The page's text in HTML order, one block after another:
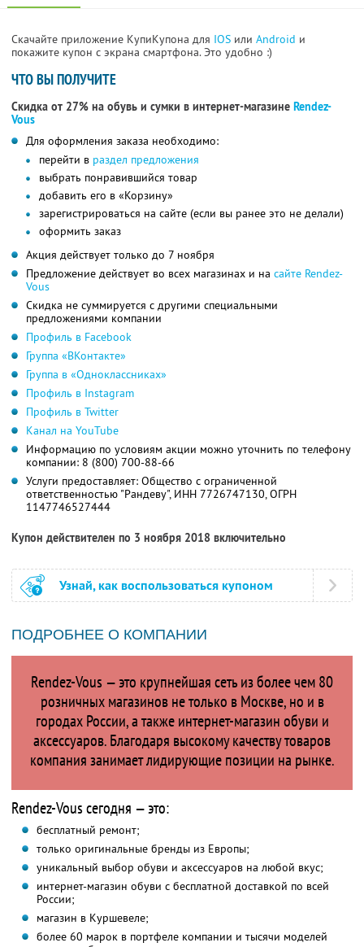
Скачайте приложение КупиКупона для IOS или Android и
покажите купон с экрана смартфона. Это удобно :)
ЧТО ВЫ ПОЛУЧИТЕ
Скидка от 27% на обувь и сумки в интернет-магазине Rendez-
Vous
Для оформления заказа необходимо:
перейти в раздел предложения
выбрать понравившийся товар
добавить его в «Корзину»
зарегистрироваться на сайте (если вы ранее это не делали)
оформить заказ
Акция действует только до 7 ноября
Предложение действует во всех магазинах и на сайте Rendez-
Vous
Скидка не суммируется с другими специальными
предложениями компании
Профиль в Facebook
Группа «ВКонтакте»
Группа в «Одноклассниках»
Профиль в Instagram
Профиль в Twitter
Канал на YouTube
Информацию по условиям акции можно уточнить по телефону
компании: 8 (800) 700-88-66
Услуги предоставляет: Общество с ограниченной
ответственностью "Рандеву", ИНН 7726747130, ОГРН
1147746527444
Купон действителен по 3 ноября 2018 включительно
Узнай, как воспользоваться купоном
ПОДРОБНЕЕ О КОМПАНИИ
Rendez-Vous — это крупнейшая сеть из более чем 80
розничных магазинов не только в Москве, но и в
городах России, а также интернет-магазин обуви и
аксессуаров. Благодаря высокому качеству товаров
компания занимает лидирующие позиции на рынке.
Rendez-Vous сегодня — это:
бесплатный ремонт;
только оригинальные бренды из Европы;
уникальный выбор обуви и аксессуаров на любой вкус;
интернет-магазин обуви с бесплатной доставкой по всей
России;
магазин в Куршевеле;
более 60 марок в портфеле компании и тысячи моделей